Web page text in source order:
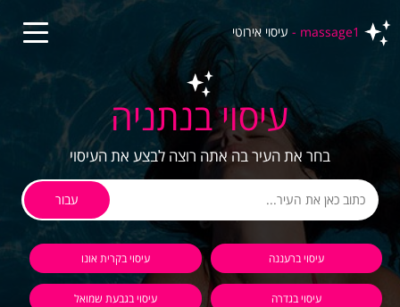
massage1 - עיסוי אירוטי
עיסוי בנתניה
בחר את העיר בה אתה רוצה לבצע את העיסוי
עבור
עיסוי ברעננה עיסוי בקרית אונו
עיסוי בגדרה עיסוי בגבעת שמואל